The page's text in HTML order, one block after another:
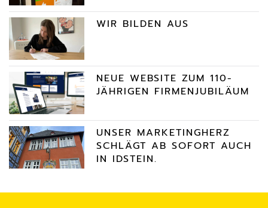
WIR BILDEN AUS
NEUE WEBSITE ZUM 110-
JÄHRIGEN FIRMENJUBILÄUM
UNSER MARKETINGHERZ
SCHLÄGT AB SOFORT AUCH
IN IDSTEIN.